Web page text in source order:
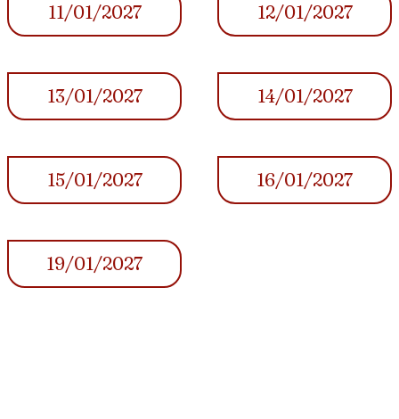
11/01/2027 12/01/2027
13/01/2027 14/01/2027
15/01/2027 16/01/2027
19/01/2027